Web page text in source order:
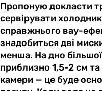
Пропоную докласти
сервірувати
справжнього вау-
знадобиться дві
менша. На дно
приблизно 1,5-2 см
камери — це буде